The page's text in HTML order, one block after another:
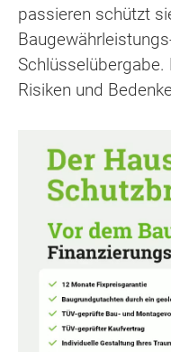
passieren schützt
Risiken und